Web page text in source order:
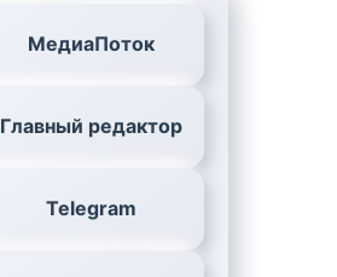
МедиаПоток
Главный редактор
Telegram